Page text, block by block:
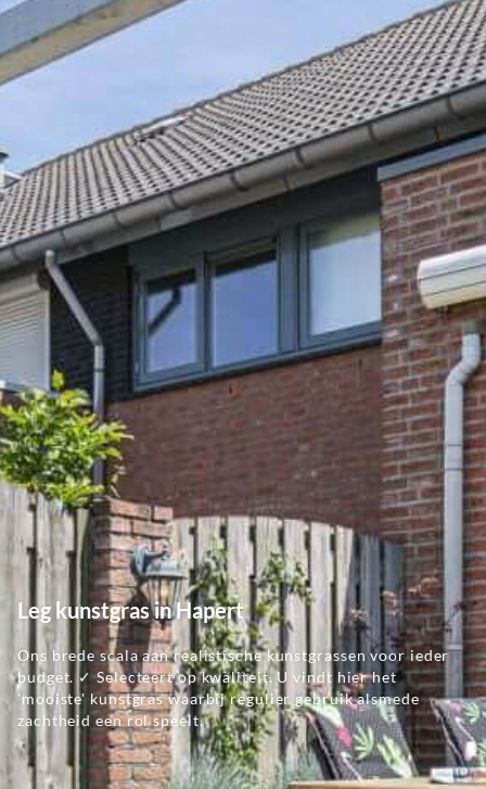
Leg kunstgras in Hapert
Ons brede scala aan realistische kunstgrassen voor ieder
budget. ✓ Selecteert op kwaliteit. U vindt hier het
'mooiste' kunstgras waarbij regulier gebruik alsmede
zachtheid een rol speelt.